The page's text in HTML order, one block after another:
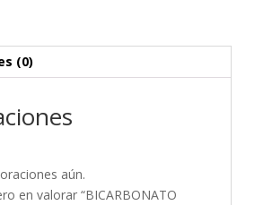
(0)
aún.
en valorar “BICARBONATO